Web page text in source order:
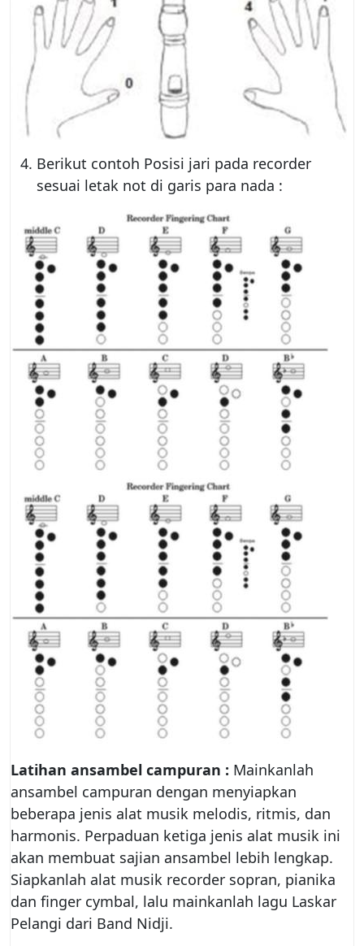
Berikut contoh Posisi jari pada recorder
sesuai letak not di garis para nada :
Latihan ansambel campuran : Mainkanlah
ansambel campuran dengan menyiapkan
beberapa jenis alat musik melodis, ritmis, dan
harmonis. Perpaduan ketiga jenis alat musik ini
akan membuat sajian ansambel lebih lengkap.
Siapkanlah alat musik recorder sopran, pianika
dan ﬁnger cymbal, lalu mainkanlah lagu Laskar
Pelangi dari Band Nidji.